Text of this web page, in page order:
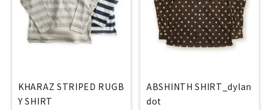
KHARAZ STRIPED RUGB
Y SHIRT
ABSHINTH SHIRT_dylan
dot